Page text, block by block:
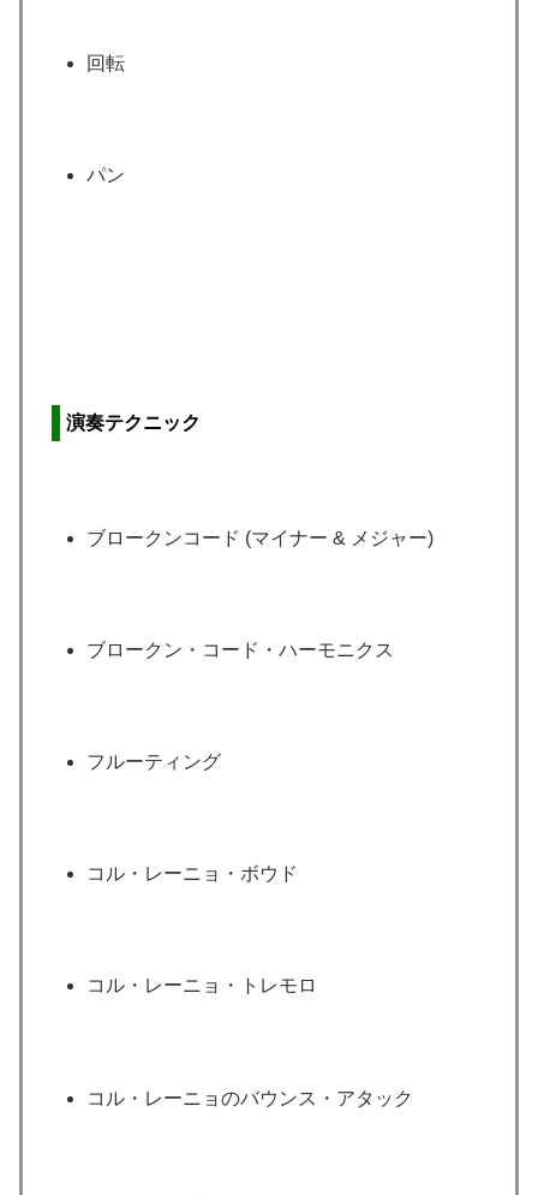
回転
パン
演奏テクニック
ブロークンコード (マイナー & メジャー)
ブロークン・コード・ハーモニクス
フルーティング
コル・レーニョ・ボウド
コル・レーニョ・トレモロ
コル・レーニョのバウンス・アタック